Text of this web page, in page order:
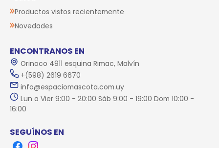
Productos vistos recientemente
Novedades
ENCONTRANOS EN
Orinoco 4911 esquina Rimac, Malvín
+(598) 2619 6670
info@espaciomascota.com.uy
Lun a Vier 9:00 - 20:00 Sáb 9:00 - 19:00 Dom 10:00 -
16:00
SEGUÍNOS EN